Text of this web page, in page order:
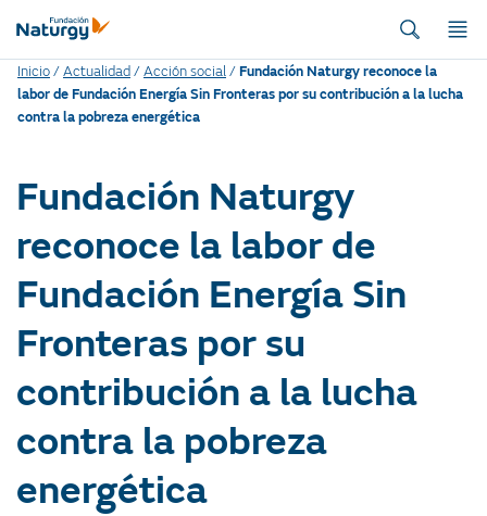
Inicio/Actualidad /Acción social/Fundación Naturgy reconoce la
labor de Fundación Energía Sin Fronteras por su contribución a la lucha
contra la pobreza energética
Fundación Naturgy
reconoce la labor de
Fundación Energía Sin
Fronteras por su
contribución a la lucha
contra la pobreza
energética